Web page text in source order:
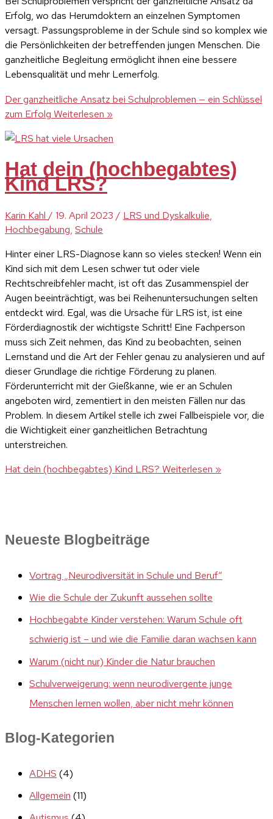
Erfolg, wo das Herumdoktern an einzelnen Symptomen
versagt. Passungsprobleme in der Schule sind so komplex wie
die Persönlichkeiten der betreffenden jungen Menschen. Die
ganzheitliche Begleitung ermöglicht ihnen eine bessere
Lebensqualität und mehr Lernerfolg.
Der ganzheitliche Ansatz bei Schulproblemen — ein Schlüssel
zum Erfolg Weiterlesen »
Hat dein (hochbegabtes)
Kind LRS?
Karin Kahl / 19. April 2023 / LRS und Dyskalkulie,
Hochbegabung, Schule
Hinter einer LRS-Diagnose kann so vieles stecken! Wenn ein
Kind sich mit dem Lesen schwer tut oder viele
Rechtschreibfehler macht, ist oft das Zusammenspiel der
Augen beeinträchtigt, was bei Reihenuntersuchungen selten
entdeckt wird. Egal, was die Ursache für LRS ist, ist eine
Förderdiagnostik der wichtigste Schritt! Eine Fachperson
muss sich Zeit nehmen, das Kind zu beobachten, seinen
Lernstand und die Art der Fehler genau zu analysieren und auf
dieser Grundlage die richtige Förderung zu planen.
Förderunterricht mit der Gießkanne, wie er an Schulen
angeboten wird, zementiert in den meisten Fällen nur das
Problem. In diesem Artikel stelle ich zwei Fallbeispiele vor, die
die Wichtigkeit einer ganzheitlichen Betrachtung
unterstreichen.
Hat dein (hochbegabtes) Kind LRS? Weiterlesen »
Neueste Blogbeiträge
Vortrag „Neurodiversität in Schule und Beruf“
Wie die Schule der Zukunft aussehen sollte
Hochbegabte Kinder verstehen: Warum Schule oft
schwierig ist – und wie die Familie daran wachsen kann
Warum (nicht nur) Kinder die Natur brauchen
Schulverweigerung: wenn neurodivergente junge
Menschen lernen wollen, aber nicht mehr können
Blog-Kategorien
ADHS (4)
Allgemein (11)